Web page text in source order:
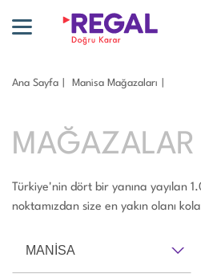
Ana Sayfa Mani̇sa Mağazaları
MAĞAZALAR
Türkiye'nin dört bir yanına yayılan
noktamızdan size en yakın olanı
MANİSA